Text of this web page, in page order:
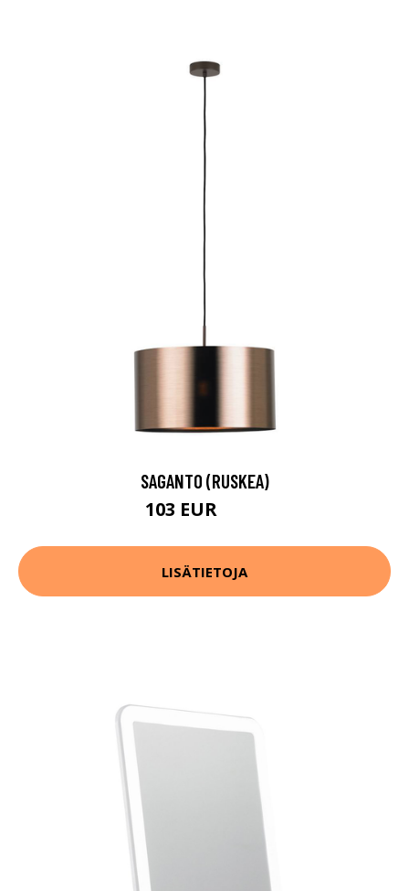
SAGANTO (RUSKEA)
103 EUR
LISÄTIETOJA